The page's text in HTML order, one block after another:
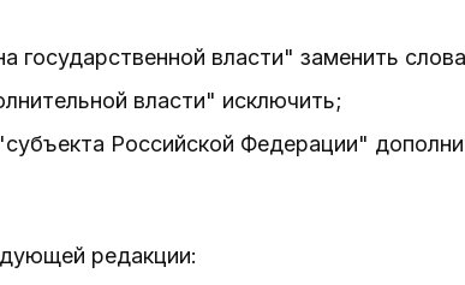
государственной власти" заменить
власти" исключить;
Российской Федерации"
редакции: